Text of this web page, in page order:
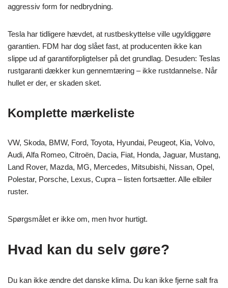
aggressiv form for nedbrydning.
Tesla har tidligere hævdet, at rustbeskyttelse ville ugyldiggøre
garantien. FDM har dog slået fast, at producenten ikke kan
slippe ud af garantiforpligtelser på det grundlag. Desuden: Teslas
rustgaranti dækker kun gennemtæring – ikke rustdannelse. Når
hullet er der, er skaden sket.
Komplette mærkeliste
VW, Skoda, BMW, Ford, Toyota, Hyundai, Peugeot, Kia, Volvo,
Audi, Alfa Romeo, Citroën, Dacia, Fiat, Honda, Jaguar, Mustang,
Land Rover, Mazda, MG, Mercedes, Mitsubishi, Nissan, Opel,
Polestar, Porsche, Lexus, Cupra – listen fortsætter. Alle elbiler
ruster.
Spørgsmålet er ikke om, men hvor hurtigt.
Hvad kan du selv gøre?
Du kan ikke ændre det danske klima. Du kan ikke fjerne salt fra